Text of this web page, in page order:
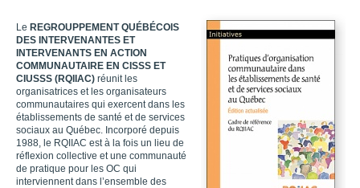
Le REGROUPPEMENT QUÉBÉCOIS
DES INTERVENANTES ET
INTERVENANTS EN ACTION
COMMUNAUTAIRE EN CISSS ET
CIUSSS (RQIIAC) réunit les
organisatrices et les organisateurs
communautaires qui exercent dans les
établissements de santé et de services
sociaux au Québec. Incorporé depuis
1988, le RQIIAC est à la fois un lieu de
réflexion collective et une communauté
de pratique pour les OC qui
interviennent dans l’ensemble des